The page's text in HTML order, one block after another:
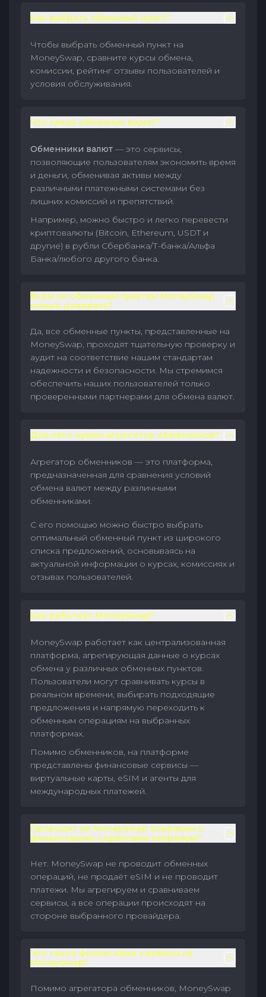
Как выбрать обменный пункт?
Чтобы выбрать обменный пункт на
MoneySwap, сравните курсы обмена,
комиссии, рейтинг отзывы пользователей и
условия обслуживания.
Что такое обменник валют?
Обменники валют — это сервисы,
позволяющие пользователям экономить время
и деньги, обменивая активы между
различными платежными системами без
лишних комиссий и препятствий.
Например, можно быстро и легко перевести
криптовалюты (Bitcoin, Ethereum, USDT и
другие) в рубли Сбербанка/Т-банка/Альфа
Банка/любого другого банка.
Всем ли обменным пунктам MoneySwap
можно доверять?
Да, все обменные пункты, представленные на
MoneySwap, проходят тщательную проверку и
аудит на соответствие нашим стандартам
надежности и безопасности. Мы стремимся
обеспечить наших пользователей только
проверенными партнерами для обмена валют.
Для чего нужен агрегатор обменников?
Агрегатор обменников — это платформа,
предназначенная для сравнения условий
обмена валют между различными
обменниками.
С его помощью можно быстро выбрать
оптимальный обменный пункт из широкого
списка предложений, основываясь на
актуальной информации о курсах, комиссиях и
отзывах пользователей.
Как работает MoneySwap?
MoneySwap работает как централизованная
платформа, агрегирующая данные о курсах
обмена у различных обменных пунктов.
Пользователи могут сравнивать курсы в
реальном времени, выбирать подходящие
предложения и напрямую переходить к
обменным операциям на выбранных
платформах.
Помимо обменников, на платформе
представлены финансовые сервисы —
виртуальные карты, eSIM и агенты для
международных платежей.
Проводит ли MoneySwap операции с
финансовыми сервисами напрямую?
Нет. MoneySwap не проводит обменных
операций, не продаёт eSIM и не проводит
платежи. Мы агрегируем и сравниваем
сервисы, а все операции происходят на
стороне выбранного провайдера.
Что такое финансовые сервисы на
MoneySwap?
Помимо агрегатора обменников, MoneySwap